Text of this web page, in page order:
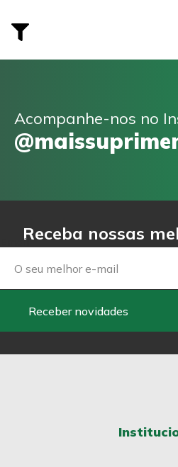
Acompanhe-nos no
Receba nossas
Email
Receber novidades